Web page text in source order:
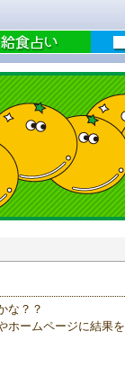
な？？
ホームページに結果